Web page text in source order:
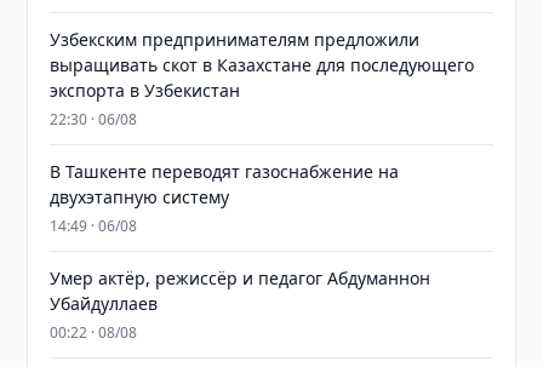
Узбекским предпринимателям предложили
выращивать скот в Казахстане для последующего
экспорта в Узбекистан
22:30 · 06/08
В Ташкенте переводят газоснабжение на
двухэтапную систему
14:49 · 06/08
Умер актёр, режиссёр и педагог Абдуманнон
Убайдуллаев
00:22 · 08/08